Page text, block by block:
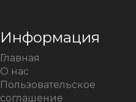
Информация
Главная
О нас
Пользовательское
соглашение